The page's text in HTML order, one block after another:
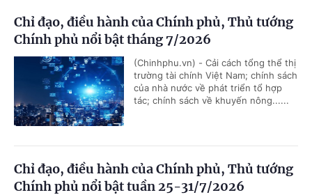
Chỉ đạo, điều hành của Chính phủ, Thủ tướng
Chính phủ nổi bật tháng 7/2026
(Chinhphu.vn) - Cải cách tổng thể thị
trường tài chính Việt Nam; chính sách
của nhà nước về phát triển tổ hợp
tác; chính sách về khuyến nông......
Chỉ đạo, điều hành của Chính phủ, Thủ tướng
Chính phủ nổi bật tuần 25-31/7/2026